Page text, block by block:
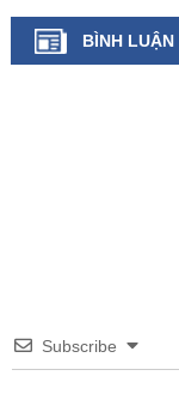
BÌNH LUẬN
Subscribe